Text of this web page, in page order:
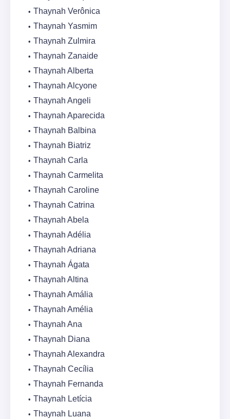
Thaynah Verônica
Thaynah Yasmim
Thaynah Zulmira
Thaynah Zanaide
Thaynah Alberta
Thaynah Alcyone
Thaynah Angeli
Thaynah Aparecida
Thaynah Balbina
Thaynah Biatriz
Thaynah Carla
Thaynah Carmelita
Thaynah Caroline
Thaynah Catrina
Thaynah Abela
Thaynah Adélia
Thaynah Adriana
Thaynah Ágata
Thaynah Altina
Thaynah Amália
Thaynah Amélia
Thaynah Ana
Thaynah Diana
Thaynah Alexandra
Thaynah Cecília
Thaynah Fernanda
Thaynah Letícia
Thaynah Luana